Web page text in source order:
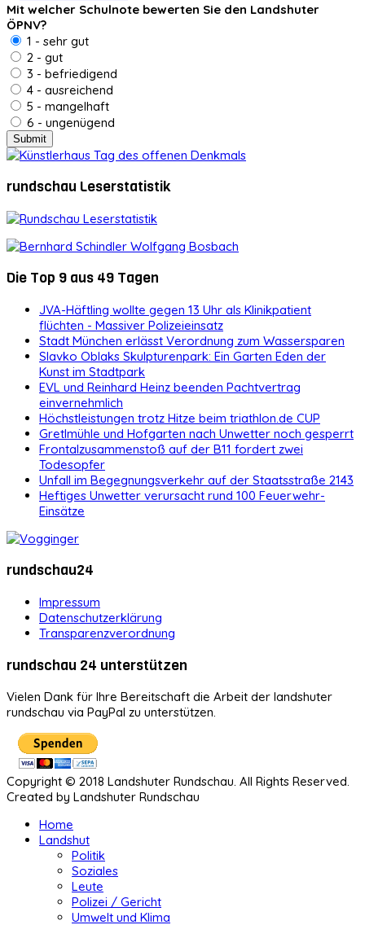
Mit welcher Schulnote bewerten Sie den Landshuter
ÖPNV?
1 - sehr gut
2 - gut
3 - befriedigend
4 - ausreichend
5 - mangelhaft
6 - ungenügend
rundschau Leserstatistik
Die Top 9 aus 49 Tagen
JVA-Häftling wollte gegen 13 Uhr als Klinikpatient
flüchten - Massiver Polizeieinsatz
Stadt München erlässt Verordnung zum Wassersparen
Slavko Oblaks Skulpturenpark: Ein Garten Eden der
Kunst im Stadtpark
EVL und Reinhard Heinz beenden Pachtvertrag
einvernehmlich
Höchstleistungen trotz Hitze beim triathlon.de CUP
Gretlmühle und Hofgarten nach Unwetter noch gesperrt
Frontalzusammenstoß auf der B11 fordert zwei
Todesopfer
Unfall im Begegnungsverkehr auf der Staatsstraße 2143
Heftiges Unwetter verursacht rund 100 Feuerwehr-
Einsätze
rundschau24
Impressum
Datenschutzerklärung
Transparenzverordnung
rundschau 24 unterstützen
Vielen Dank für Ihre Bereitschaft die Arbeit der landshuter
rundschau via PayPal zu unterstützen.
Copyright © 2018 Landshuter Rundschau. All Rights Reserved.
Created by Landshuter Rundschau
Home
Landshut
Politik
Soziales
Leute
Polizei / Gericht
Umwelt und Klima